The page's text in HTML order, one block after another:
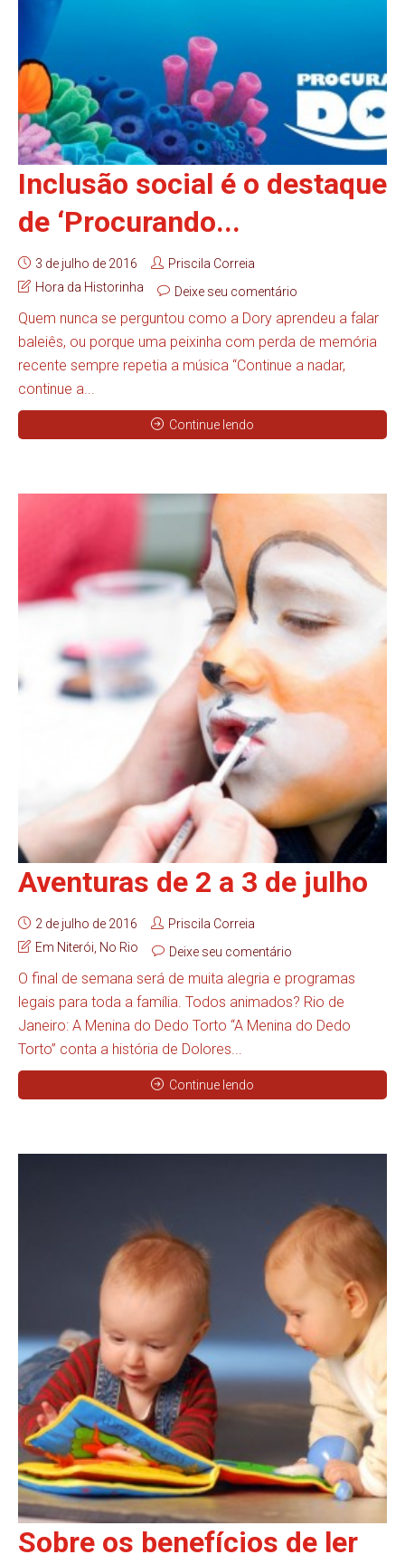
Inclusão social é o destaque
de ‘Procurando...
3 de julho de 2016
Priscila Correia
Hora da Historinha
Deixe seu comentário
Quem nunca se perguntou como a Dory aprendeu a falar
baleiês, ou porque uma peixinha com perda de memória
recente sempre repetia a música “Continue a nadar,
continue a...
Continue lendo
Aventuras de 2 a 3 de julho
2 de julho de 2016
Priscila Correia
Em Niterói No Rio Deixe seu comentário
O final de semana será de muita alegria e programas
legais para toda a família. Todos animados? Rio de
Janeiro: A Menina do Dedo Torto “A Menina do Dedo
Torto” conta a história de Dolores...
Continue lendo
Sobre os benefícios de ler